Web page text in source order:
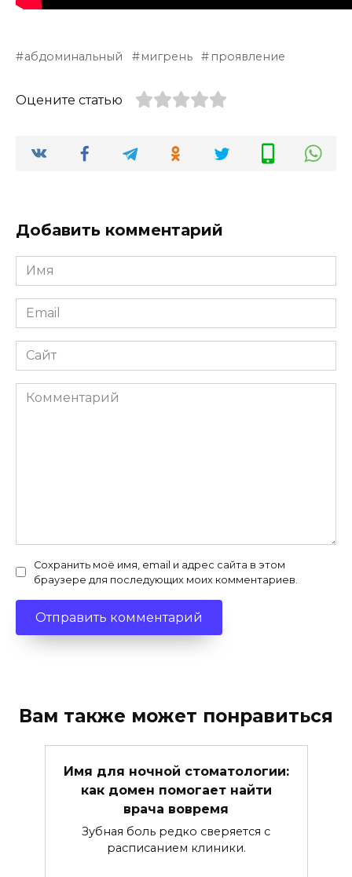
абдоминальный мигрень проявление
Оцените статью
Добавить комментарий
Имя
*
Email
*
Сайт
Комментарий
Сохранить моё имя, email и адрес сайта в этом
браузере для последующих моих комментариев.
Вам также может понравиться
Имя для ночной стоматологии:
как домен помогает найти
врача вовремя
Зубная боль редко сверяется с
расписанием клиники.